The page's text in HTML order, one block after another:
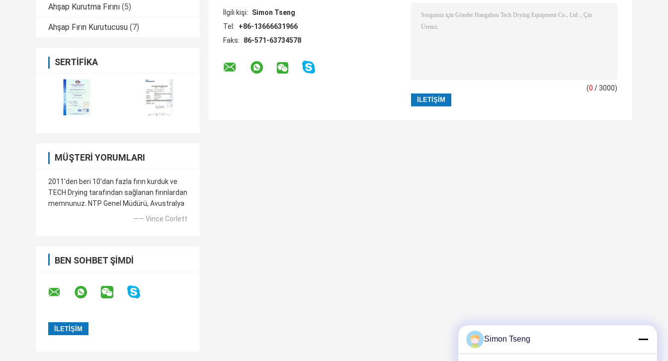
Ahşap Kurutma Fırını (5)
Ahşap Fırın Kurutucusu (7)
SERTIFIKA
MÜŞTERI YORUMLARI
2011'den beri 10'dan fazla fırın kurduk ve
TECH Drying tarafından sağlanan fırınlardan
memnunuz. NTP Genel Müdürü, Avustralya
—— Vince Corlett
BEN SOHBET ŞIMDI
İlgili kişi:
Simon Tseng
Tel:
+86-13666631966
Faks:
86-571-63734578
(0 / 3000)
Simon Tseng